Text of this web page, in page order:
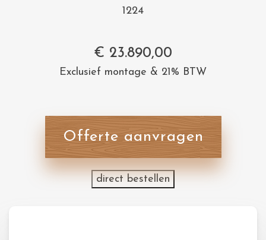
1224
€ 23.890,00
Exclusief montage & 21% BTW
Offerte aanvragen
direct bestellen